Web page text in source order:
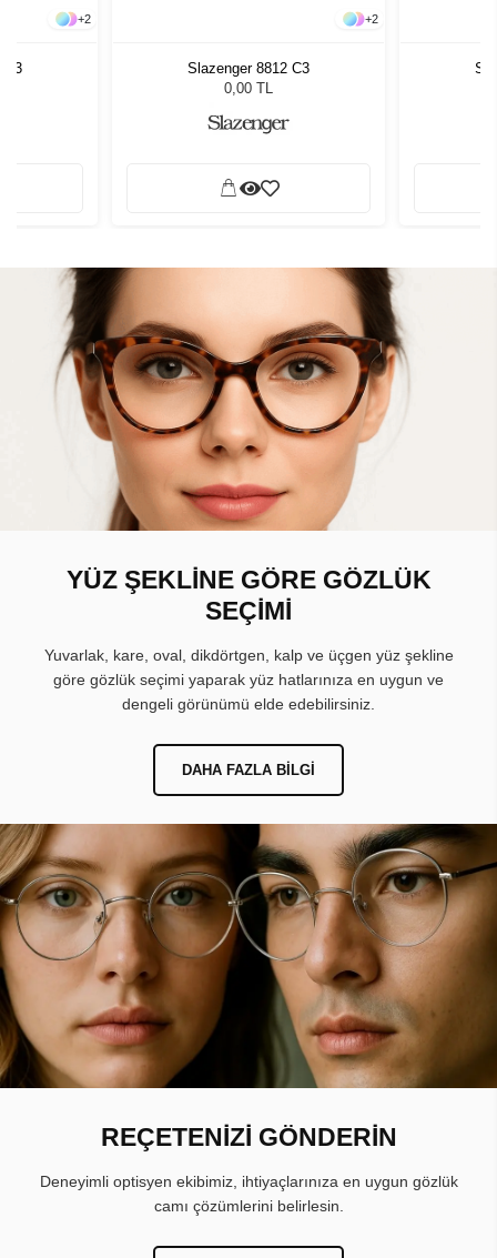
+2
C3
+2
Slazenger 8812 C3
0,00 TL
YÜZ ŞEKLİNE GÖRE GÖZLÜK
SEÇİMİ
Yuvarlak, kare, oval, dikdörtgen, kalp ve üçgen yüz şekline
göre gözlük seçimi yaparak yüz hatlarınıza en uygun ve
dengeli görünümü elde edebilirsiniz.
DAHA FAZLA BILGI
REÇETENİZİ GÖNDERİN
Deneyimli optisyen ekibimiz, ihtiyaçlarınıza en uygun gözlük
camı çözümlerini belirlesin.